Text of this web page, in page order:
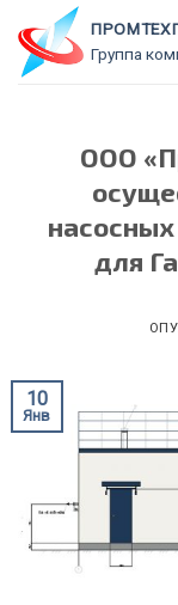
content
Группа
ООО
для
10
Янв